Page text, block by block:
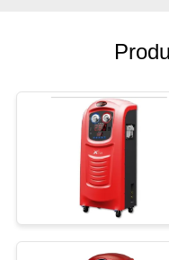
PRIVACY
POLICY